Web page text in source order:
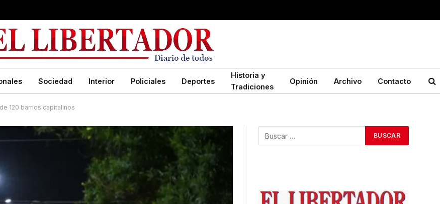
Sociedad Interior Policiales Deportes
Historia y
Tradiciones
Opinión Archivo Contacto
120 barrios capitalinos